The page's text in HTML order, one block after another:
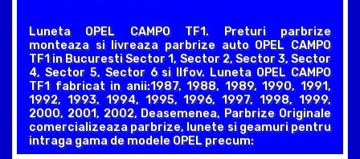
Luneta OPEL CAMPO TF1. Preturi parbrize
monteaza si livreaza parbrize auto OPEL CAMPO
TF1 in Bucuresti Sector 1, Sector 2, Sector 3, Sector
4, Sector 5, Sector 6 si Ilfov. Luneta OPEL CAMPO
TF1 fabricat in anii:1987, 1988, 1989, 1990, 1991,
1992, 1993, 1994, 1995, 1996, 1997, 1998, 1999,
2000, 2001, 2002, Deasemenea, Parbrize Originale
comercializeaza parbrize, lunete si geamuri pentru
intraga gama de modele OPEL precum: